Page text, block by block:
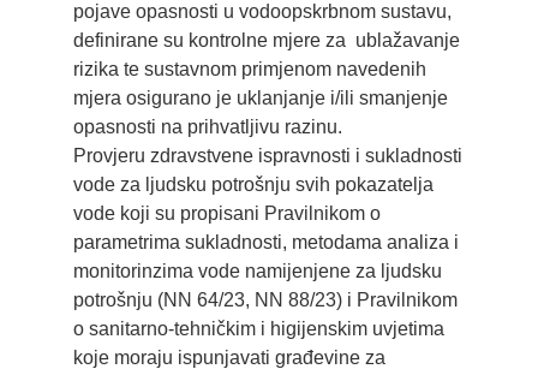
pojave opasnosti u vodoopskrbnom sustavu,
definirane su kontrolne mjere za ublažavanje
rizika te sustavnom primjenom navedenih
mjera osigurano je uklanjanje i/ili smanjenje
opasnosti na prihvatljivu razinu.
Provjeru zdravstvene ispravnosti i sukladnosti
vode za ljudsku potrošnju svih pokazatelja
vode koji su propisani Pravilnikom o
parametrima sukladnosti, metodama analiza i
monitorinzima vode namijenjene za ljudsku
potrošnju (NN 64/23, NN 88/23) i Pravilnikom
o sanitarno-tehničkim i higijenskim uvjetima
koje moraju ispunjavati građevine za